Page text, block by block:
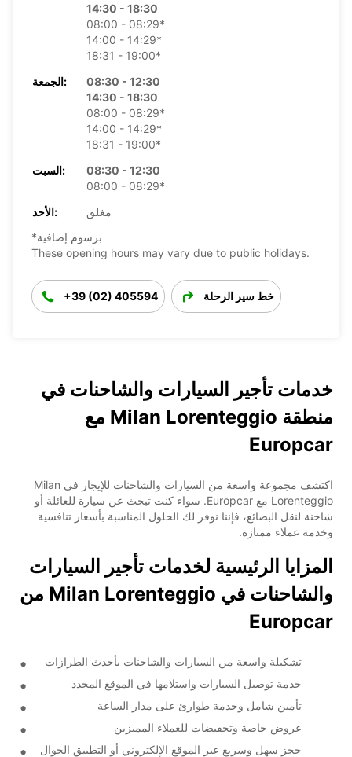
14:30 - 18:30
08:00 - 08:29*
14:00 - 14:29*
18:31 - 19:00*
الجمعة:
08:30 - 12:30
14:30 - 18:30
08:00 - 08:29*
14:00 - 14:29*
18:31 - 19:00*
السبت:
08:30 - 12:30
08:00 - 08:29*
الأحد:
مغلق
*برسوم إضافية
These opening hours may vary due to public holidays.
+39 (02) 405594 خط سير الرحلة
خدمات تأجير السيارات والشاحنات في
منطقة Milan Lorenteggio مع
Europcar
اكتشف مجموعة واسعة من السيارات والشاحنات للإيجار في Milan
Lorenteggio مع Europcar. سواء كنت تبحث عن سيارة للعائلة أو
شاحنة لنقل البضائع، فإننا نوفر لك الحلول المناسبة بأسعار تنافسية
وخدمة عملاء ممتازة.
المزايا الرئيسية لخدمات تأجير السيارات
والشاحنات في Milan Lorenteggio من
Europcar
تشكيلة واسعة من السيارات والشاحنات بأحدث الطرازات
خدمة توصيل السيارات واستلامها في الموقع المحدد
تأمين شامل وخدمة طوارئ على مدار الساعة
عروض خاصة وتخفيضات للعملاء المميزين
حجز سهل وسريع عبر الموقع الإلكتروني أو التطبيق الجوال